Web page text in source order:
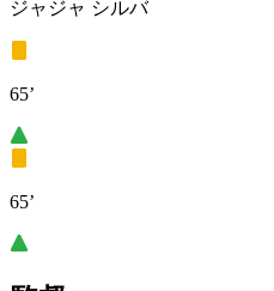
ジャジャ シルバ
65’
65’